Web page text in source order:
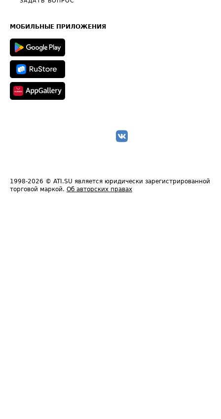
Техническая информация
МОБИЛЬНЫЕ ПРИЛОЖЕНИЯ
1998-2026 © ATI.SU является юридически зарегистрированной
торговой маркой. Об авторских правах